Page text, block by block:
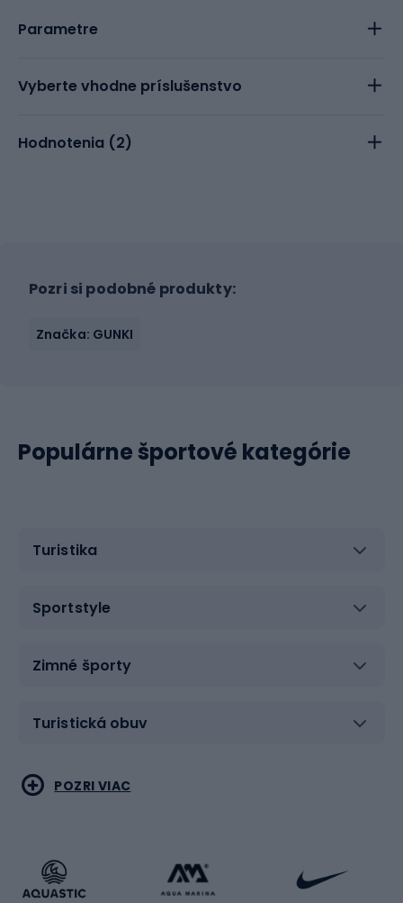
Parametre
Vyberte vhodne príslušenstvo
Hodnotenia (2)
Pozri si podobné produkty:
Značka: GUNKI
Populárne športové kategórie
Turistika
Sportstyle
Zimné športy
Turistická obuv
Vodné športy
Beh
Bojové umenia
Raketové športy
POZRI VIAC